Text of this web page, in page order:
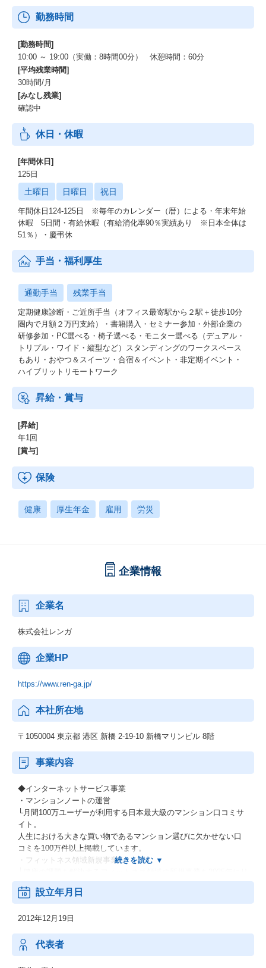
・Hibernate
・Java EE
・React
・MySQL
インフラ
・Amazon Web Services
・Docker
・Kubernetes
・Amazon ECS
・Amazon Elastic Kubernetes Service
AI・データ分析・その他環境
・BigQuery
・Amazon Kinesis
・NGINX
・Memcached
・Apache Solr
エンジニアのカルチャー ～参考URL～
https://www.ren-ga.jp/careers/#culture
エクイティ調達実施せずに黒字化
https://note.com/renga_recruit/n/n80aea37bf5d6
https://note.com/renga_recruit/n/n56a4480299cd
https://note.com/renga_recruit/n/n9f999be18b1e
エンジニアインタビュー
https://note.com/renga_recruit/n/ne57b5147fff4
https://note.com/renga_recruit/n/n16280a837df5
https://note.com/renga_recruit/n/n9817d95fd0c6
https://note.com/renga_recruit/n/nf433b67f401f
勤務時間
[勤務時間]
10:00 ～ 19:00（実働：8時間00分） 休憩時間：60分
[平均残業時間]
30時間/月
[みなし残業]
確認中
休日・休暇
[年間休日]
125日
土曜日 日曜日 祝日
年間休日124-125日 ※毎年のカレンダー（暦）による・年末年始
休暇 5日間・有給休暇（有給消化率90％実績あり ※日本全体は
51％）・慶弔休
手当・福利厚生
通勤手当 残業手当
定期健康診断・ご近所手当（オフィス最寄駅から２駅＋徒歩10分
圏内で月額２万円支給）・書籍購入・セミナー参加・外部企業の
研修参加・PC選べる・椅子選べる・モニター選べる（デュアル・
トリプル・ワイド・縦型など）スタンディングのワークスペース
もあり・おやつ＆スイーツ・合宿＆イベント・非定期イベント・
ハイブリットリモートワーク
昇給・賞与
[昇給]
年1回
[賞与]
保険
健康 厚生年金 雇用 労災
企業情報
企業名
株式会社レンガ
企業HP
https://www.ren-ga.jp/
本社所在地
〒1050004 東京都 港区 新橋 2-19-10 新橋マリンビル 8階
事業内容
◆インターネットサービス事業
・マンションノートの運営
└月間100万ユーザーが利用する日本最大級のマンション口コミサ
イト。
人生における大きな買い物であるマンション選びに欠かせない口
コミを100万件以上掲載しています。
・フィットネス領域新規事業
リース予定
設立年月日
2012年12月19日
代表者